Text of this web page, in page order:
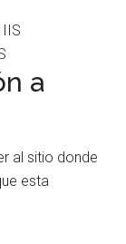
a
al sitio donde
esta